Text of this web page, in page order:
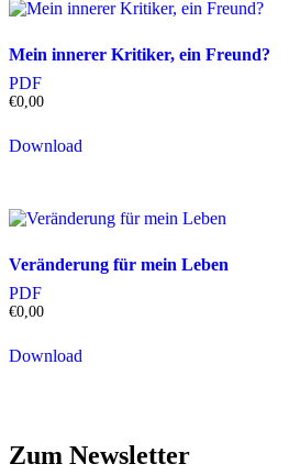
Mein innerer Kritiker, ein Freund?
PDF
€0,00
Download
Veränderung für mein Leben
PDF
€0,00
Download
Zum Newsletter